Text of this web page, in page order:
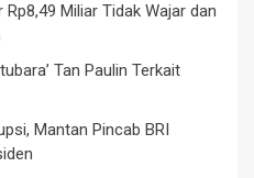
Miliar Tidak Wajar dan
Tan Paulin Terkait
Mantan Pincab BRI